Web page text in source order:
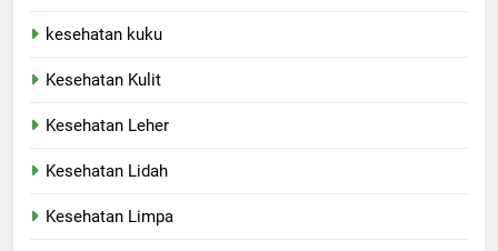
kesehatan kuku
Kesehatan Kulit
Kesehatan Leher
Kesehatan Lidah
Kesehatan Limpa